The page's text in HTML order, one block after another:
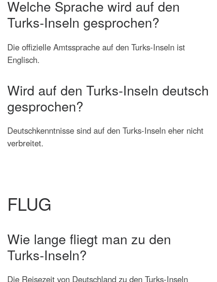
Welche Sprache wird auf den
Turks-Inseln gesprochen?
Die offizielle Amtssprache auf den Turks-Inseln ist
Englisch.
Wird auf den Turks-Inseln deutsch
gesprochen?
Deutschkenntnisse sind auf den Turks-Inseln eher nicht
verbreitet.
FLUG
Wie lange fliegt man zu den
Turks-Inseln?
Die Reisezeit von Deutschland zu den Turks-Inseln